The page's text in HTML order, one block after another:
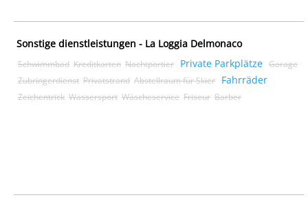
Sonstige dienstleistungen - La Loggia Delmonaco
Schwimmbad Kreditkarten Nachtportier Private Parkplätze Garage
Zubringerdienst Privatstrand Abstellraum für Skier Fahrräder
Zeichentrick Wassersport Wäscheservice Friseur Barber